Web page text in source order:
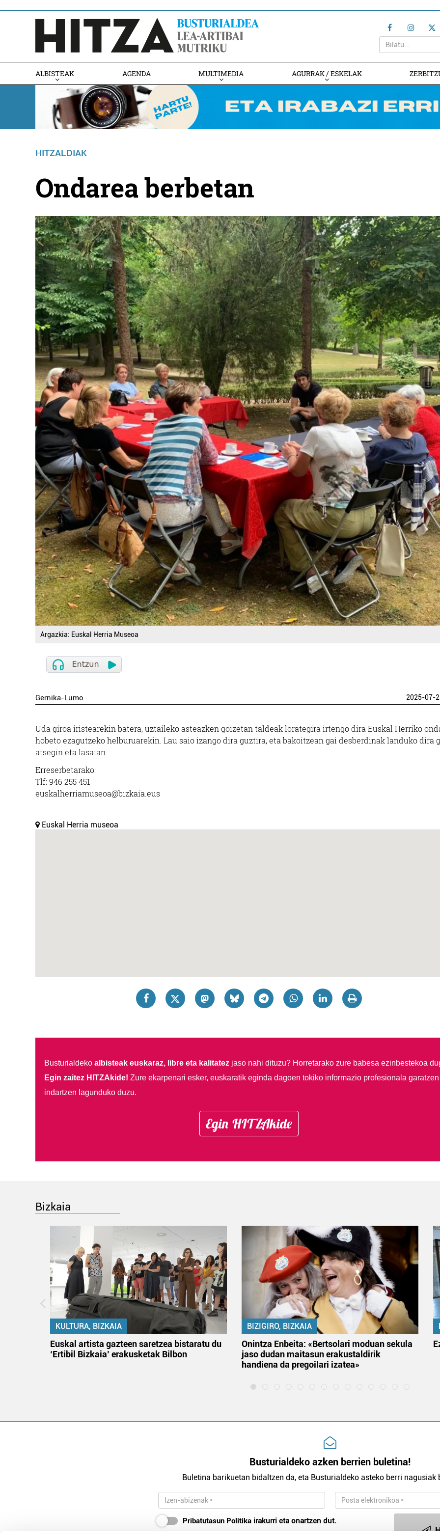
ALBISTEAK AGENDA MULTIMEDIA AGURRAK / ESKELAK
HITZALDIAK
Ondarea berbetan
Argazkia: Euskal Herria Museoa
Gernika-Lumo 2025-07-
Uda giroa iristearekin batera, uztaileko asteazken goizetan taldeak lorategira irtengo dira Euskal Herriko
hobeto ezagutzeko helburuarekin. Lau saio izango dira guztira, eta bakoitzean gai desberdinak landuko dira
atsegin eta lasaian.
Erreserbetarako:
Tlf: 946 255 451
euskalherriamuseoa@bizkaia.eus
Euskal Herria museoa
Busturialdeko albisteak euskaraz, libre eta kalitatezjaso nahi dituzu? Horretarako zure babesa ezinbestekoa
Egin zaitez HITZAkide! Zure ekarpenari esker, euskaratik eginda dagoen tokiko informazio profesionala garatzen
indartzen lagunduko duzu.
Egin HITZAkide
Bizkaia
KULTURA, BIZKAIA
Euskal artista gazteen saretzea bistaratu du
‘Ertibil Bizkaia’ erakusketak Bilbon
BIZIGIRO, BIZKAIA
Onintza Enbeita: «Bertsolari moduan sekula
jaso dudan maitasun erakustaldirik
handiena da pregoilari izatea»
Busturialdeko azken berrien buletina!
Buletina barikuetan bidaltzen da, eta Busturialdeko asteko berri nagusiak
Pribatutasun Politika irakurri eta onartzen dut.